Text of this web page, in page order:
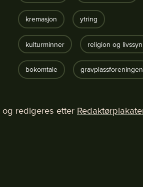
kremasjon ytring
kulturminner religion og livssyn
bokomtale gravplassforeningen
og redigeres etter